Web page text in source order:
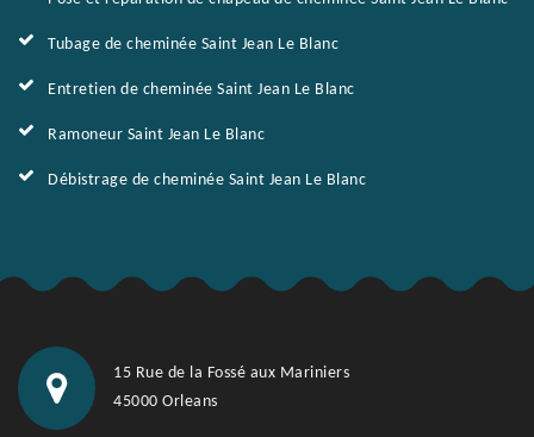
Tubage de cheminée Saint Jean Le Blanc
Entretien de cheminée Saint Jean Le Blanc
Ramoneur Saint Jean Le Blanc
Débistrage de cheminée Saint Jean Le Blanc
15 Rue de la Fossé aux Mariniers
45000 Orleans